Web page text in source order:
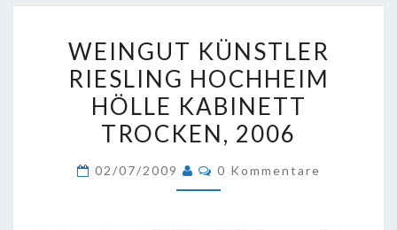
KÜNSTLER
RIESLING
HOCHHEIM
HÖLLE
KABINETT
TROCKEN,
WEINGUT KÜNSTLER
RIESLING HOCHHEIM
HÖLLE KABINETT
TROCKEN, 2006
02/07/2009 Kommentare
0 Kommentare